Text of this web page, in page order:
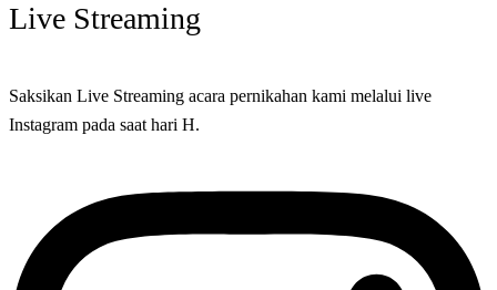
Live Streaming
Saksikan Live Streaming acara pernikahan kami melalui live
Instagram pada saat hari H.